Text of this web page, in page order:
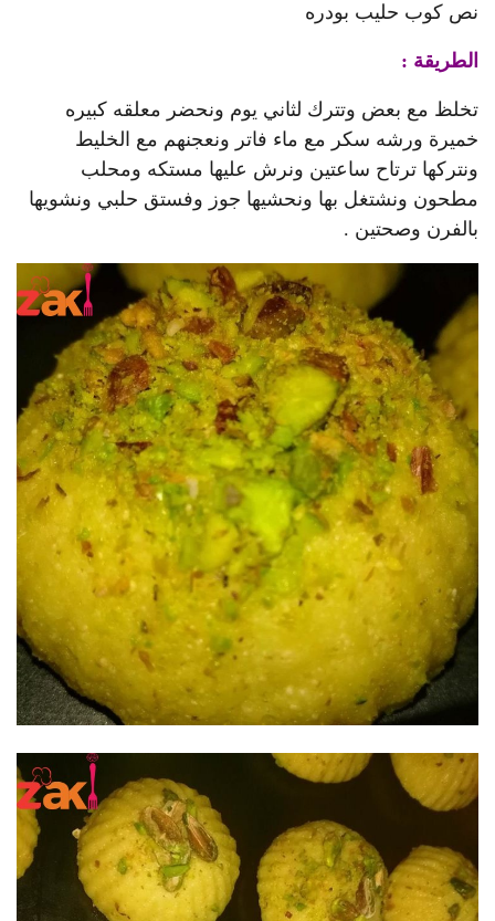
نص كوب حليب بودره
الطريقة :
تخلظ مع بعض وتترك لثاني يوم ونحضر معلقه كبيره
خميرة ورشه سكر مع ماء فاتر ونعجنهم مع الخليط
ونتركها ترتاح ساعتين ونرش عليها مستكه ومحلب
مطحون ونشتغل بها ونحشيها جوز وفستق حلبي ونشويها
بالفرن وصحتين .